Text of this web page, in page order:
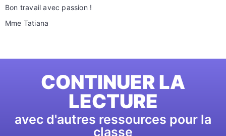
Bon travail avec passion !
Mme Tatiana
CONTINUER LA
LECTURE
avec d'autres ressources pour la
classe